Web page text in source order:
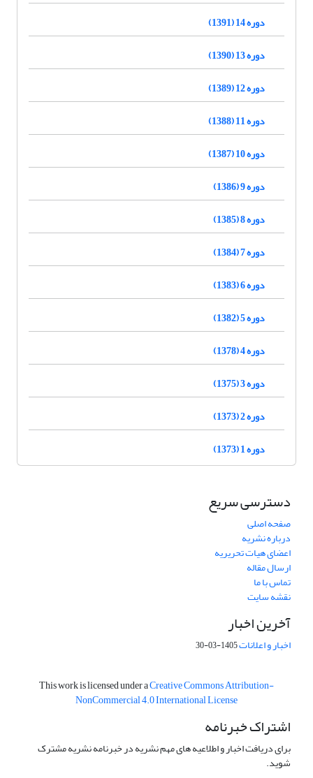
دوره 14 (1391)
دوره 13 (1390)
دوره 12 (1389)
دوره 11 (1388)
دوره 10 (1387)
دوره 9 (1386)
دوره 8 (1385)
دوره 7 (1384)
دوره 6 (1383)
دوره 5 (1382)
دوره 4 (1378)
دوره 3 (1375)
دوره 2 (1373)
دوره 1 (1373)
دسترسی سریع
صفحه اصلی
درباره نشریه
اعضای هیات تحریریه
ارسال مقاله
تماس با ما
نقشه سایت
آخرین اخبار
اخبار و اعلانات1405-03-30
This work is licensed under aCreative Commons Attribution-
NonCommercial 4.0 International License
اشتراک خبرنامه
برای دریافت اخبار و اطلاعیه های مهم نشریه در خبرنامه نشریه مشترک
شوید.